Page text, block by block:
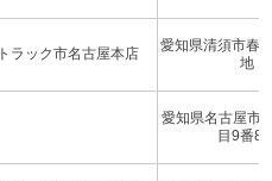
トラック市名古屋本店
愛知県清須市春
地
愛知県名古屋市
目9番8